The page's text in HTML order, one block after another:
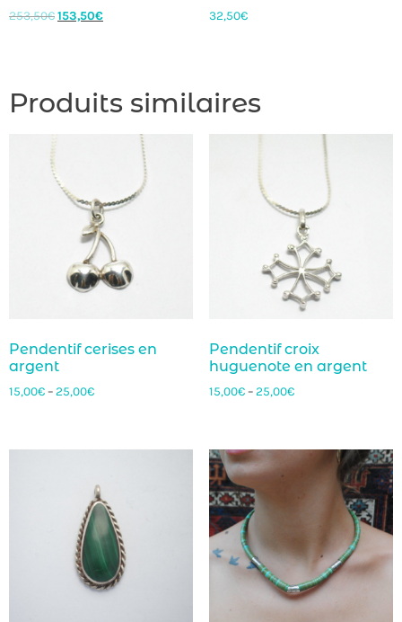
253,50€153,50€ 32,50€
Produits similaires
Pendentif cerises en
argent
15,00€– 25,00€
Pendentif croix
huguenote en argent
15,00€– 25,00€